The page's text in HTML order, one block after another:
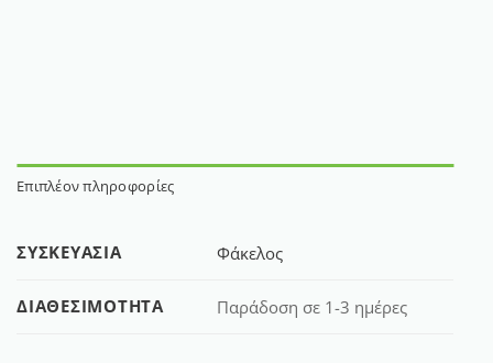
Επιπλέον πληροφορίες
ΣΥΣΚΕΥΑΣΊΑ Φάκελος
ΔΙΑΘΕΣΙΜΌΤΗΤΑ Παράδοση σε 1-3 ημέρες